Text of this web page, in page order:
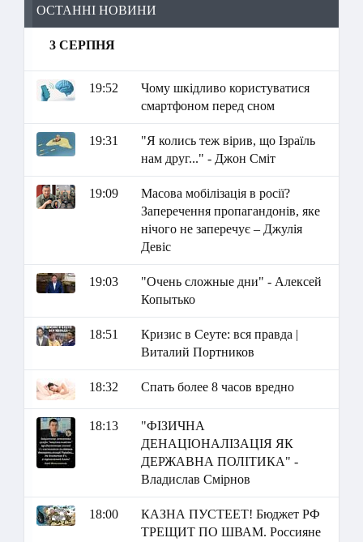
ОСТАННІ НОВИНИ
3 СЕРПНЯ
19:52
Чому шкідливо користуватися
смартфоном перед сном
19:31
"Я колись теж вірив, що Ізраїль
нам друг..." - Джон Сміт
19:09
Масова мобілізація в росії?
Заперечення пропагандонів, яке
нічого не заперечує – Джулія
Девіс
19:03
"Очень сложные дни" - Алексей
Копытько
18:51
Кризис в Сеуте: вся правда |
Виталий Портников
18:32 Спать более 8 часов вредно
18:13
"ФІЗИЧНА
ДЕНАЦІОНАЛІЗАЦІЯ ЯК
ДЕРЖАВНА ПОЛІТИКА" -
Владислав Смірнов
18:00
КАЗНА ПУСТЕЕТ! Бюджет РФ
ТРЕЩИТ ПО ШВАМ. Россияне